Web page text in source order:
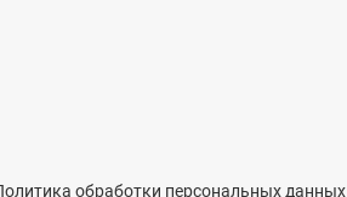
обработки персональных данных